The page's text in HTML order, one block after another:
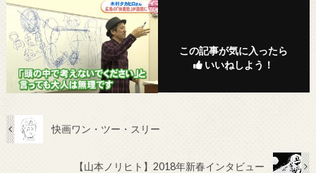
この記事が気に入ったら
いいねしよう！
快画ワン・ツー・スリー
【山本ノリヒト】2018年新春インタビュー